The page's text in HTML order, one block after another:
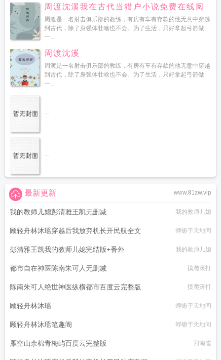
周渡沈溪我在古代当猎户小说免费在线阅
读
周渡是一名射击俱乐部的教练，有房有车有存款的他无意中穿越
到古代，除了身强体壮啥也不会。为了生活，只好拿起弓箭做
一...
周渡沈溪
周渡是一名射击俱乐部的教练，有房有车有存款的他无意中穿越
到古代，除了身强体壮啥也不会。为了生活，只好拿起弓箭做
一...
...
...
www.81zw.vip
最新更新
我的教师儿媳彭清雅王凯无删减 我的教师儿媳
顾轻舟林沐瑶穿越后我放弃机长开民航全文 蜉蝣于天地间
彭清雅王凯我的教师儿媳完结版+番外 我的教师儿媳
都市自在神医陈南朱可人无删减 摸爬滚打
陈南朱可人绝世神医纵横都市百度云完整版 摸爬滚打
顾轻舟林沐瑶 蜉蝣于天地间
顾轻舟林沐瑶笔趣阁 蜉蝣于天地间
雁空山余棉青梅屿百度云完整版 回南雀